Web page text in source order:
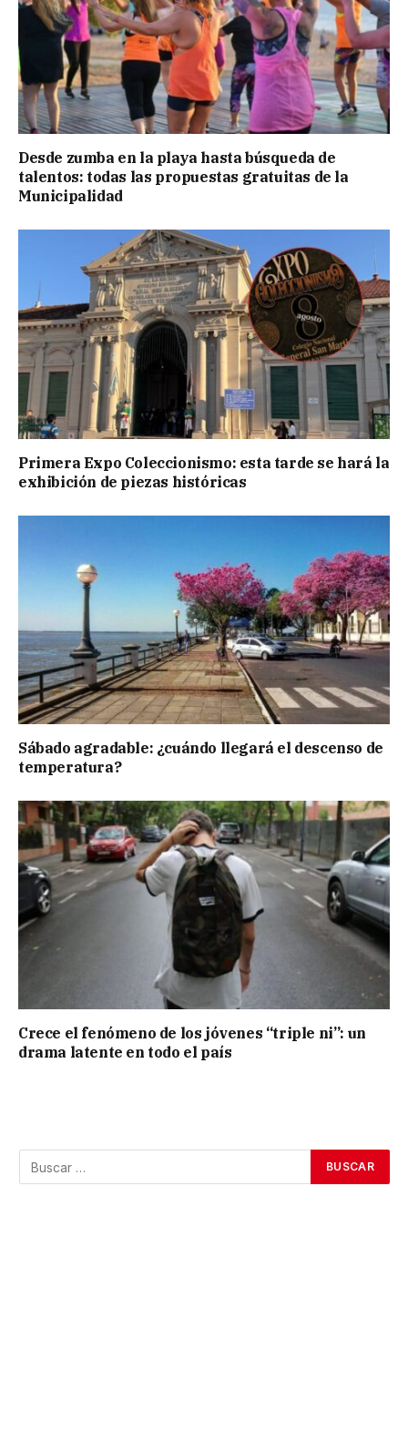
Desde zumba en la playa hasta búsqueda de
talentos: todas las propuestas gratuitas de la
Municipalidad
Primera Expo Coleccionismo: esta tarde se hará la
exhibición de piezas históricas
Sábado agradable: ¿cuándo llegará el descenso de
temperatura?
Crece el fenómeno de los jóvenes “triple ni”: un
drama latente en todo el país